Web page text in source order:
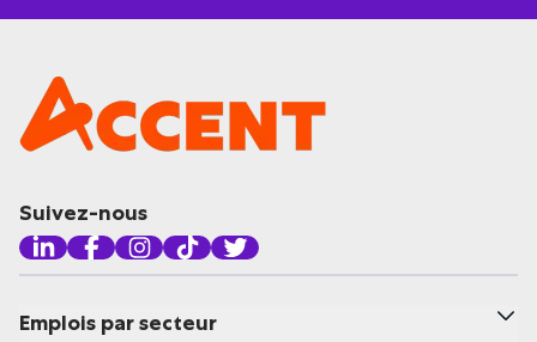
Suivez-nous
Emplois par secteur